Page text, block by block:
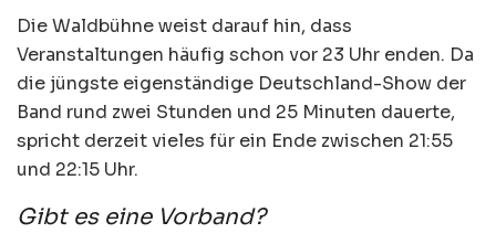
Die Waldbühne weist darauf hin, dass
Veranstaltungen häufig schon vor 23 Uhr enden. Da
die jüngste eigenständige Deutschland-Show der
Band rund zwei Stunden und 25 Minuten dauerte,
spricht derzeit vieles für ein Ende zwischen 21:55
und 22:15 Uhr.
Gibt es eine Vorband?